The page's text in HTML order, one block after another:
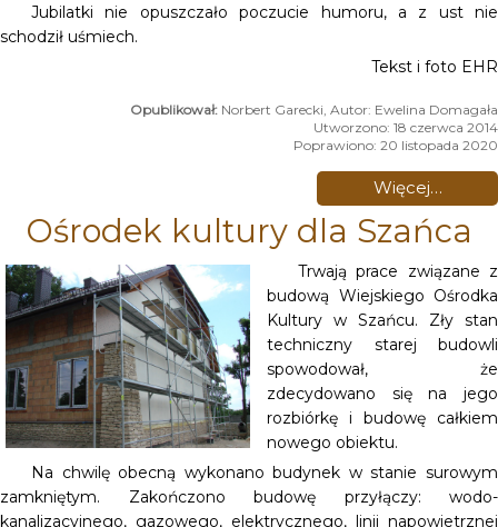
Jubilatki nie opuszczało poczucie humoru, a z ust nie
schodził uśmiech.
Tekst i foto EHR
Norbert Garecki, Autor: Ewelina Domagała
Utworzono: 18 czerwca 2014
Poprawiono: 20 listopada 2020
Więcej…
Ośrodek kultury dla Szańca
Trwają prace związane z
budową Wiejskiego Ośrodka
Kultury w Szańcu. Zły stan
techniczny starej budowli
spowodował, że
zdecydowano się na jego
rozbiórkę i budowę całkiem
nowego obiektu.
Na chwilę obecną wykonano budynek w stanie surowym
zamkniętym. Zakończono budowę przyłączy: wodo-
kanalizacyjnego, gazowego, elektrycznego, linii napowietrznej